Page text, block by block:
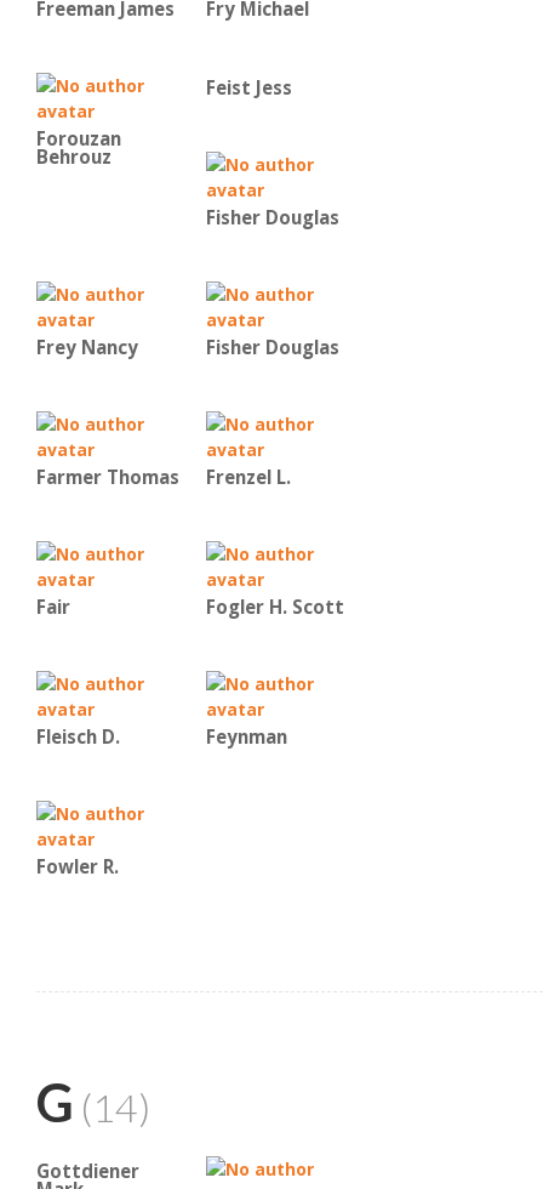
Freeman James Fry Michael
Forouzan
Behrouz
Feist Jess
Fisher Douglas
Frey Nancy Fisher Douglas
Farmer Thomas Frenzel L.
Fair Fogler H. Scott
Fleisch D. Feynman
Fowler R.
G (14)
Gottdiener